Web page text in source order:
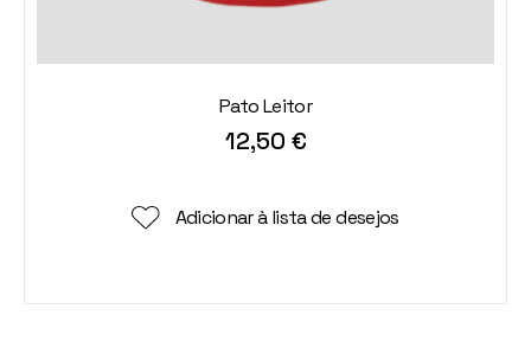
Pato Leitor
12,50 €
Adicionar à lista de desejos